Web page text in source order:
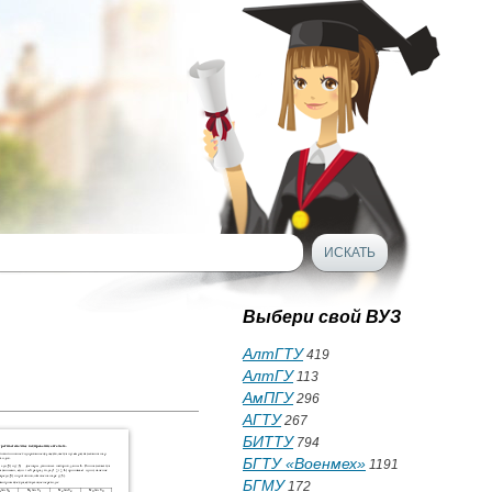
Выбери свой ВУЗ
АлтГТУ419
АлтГУ113
АмПГУ296
АГТУ267
БИТТУ794
БГТУ «Военмех» 1191
БГМУ172